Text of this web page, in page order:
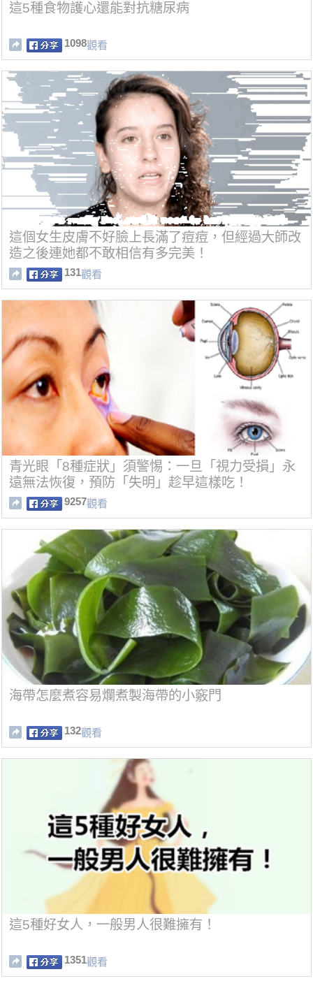
這5種食物護心還能對抗糖尿病
1098觀看
這個女生皮膚不好臉上長滿了痘痘，但經過大師改
造之後連她都不敢相信有多完美！
131觀看
青光眼「8種症狀」須警惕：一旦「視力受損」永
遠無法恢復，預防「失明」趁早這樣吃！
9257觀看
海帶怎麼煮容易爛煮製海帶的小竅門
132觀看
這5種好女人，一般男人很難擁有！
1351觀看